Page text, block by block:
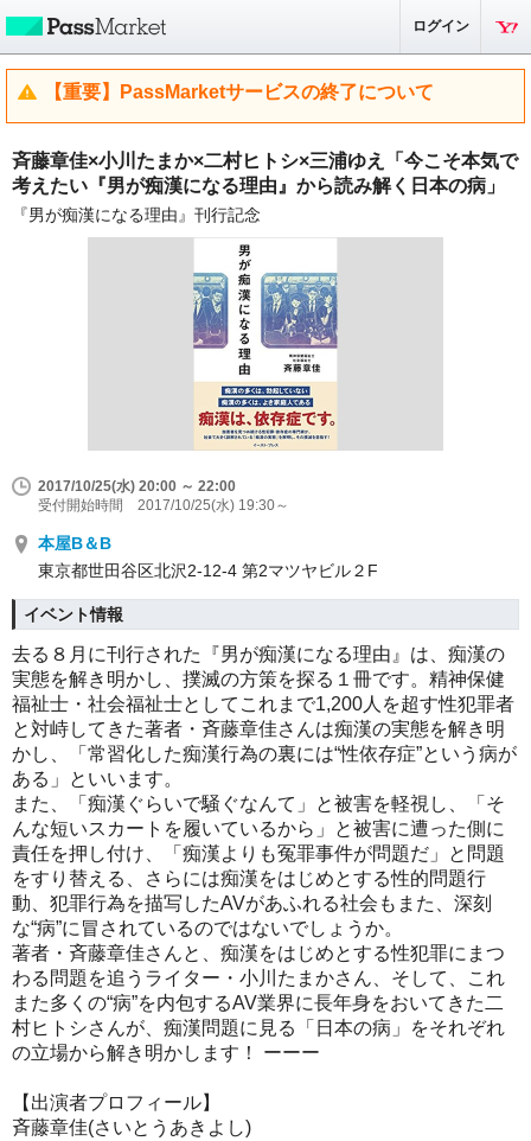
ログイン
【重要】PassMarketサービスの終了について
斉藤章佳×小川たまか×二村ヒトシ×三浦ゆえ「今こそ本気で
考えたい『男が痴漢になる理由』から読み解く日本の病」
『男が痴漢になる理由』刊行記念
2017/10/25(水) 20:00 ～ 22:00
受付開始時間 2017/10/25(水) 19:30～
本屋B＆B
東京都世田谷区北沢2-12-4 第2マツヤビル２F
イベント情報
去る８月に刊行された『男が痴漢になる理由』は、痴漢の
実態を解き明かし、撲滅の方策を探る１冊です。精神保健
福祉士・社会福祉士としてこれまで1,200人を超す性犯罪者
と対峙してきた著者・斉藤章佳さんは痴漢の実態を解き明
かし、「常習化した痴漢行為の裏には“性依存症”という病が
ある」といいます。
また、「痴漢ぐらいで騒ぐなんて」と被害を軽視し、「そ
んな短いスカートを履いているから」と被害に遭った側に
責任を押し付け、「痴漢よりも冤罪事件が問題だ」と問題
をすり替える、さらには痴漢をはじめとする性的問題行
動、犯罪行為を描写したAVがあふれる社会もまた、深刻
な“病”に冒されているのではないでしょうか。
著者・斉藤章佳さんと、痴漢をはじめとする性犯罪にまつ
わる問題を追うライター・小川たまかさん、そして、これ
また多くの“病”を内包するAV業界に長年身をおいてきた二
村ヒトシさんが、痴漢問題に見る「日本の病」をそれぞれ
の立場から解き明かします！ ーーー
【出演者プロフィール】
斉藤章佳(さいとうあきよし)